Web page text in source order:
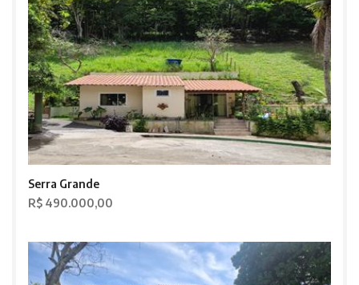
Serra Grande
R$ 490.000,00